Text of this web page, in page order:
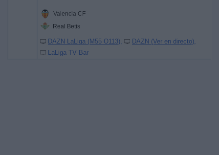
Valencia CF
Real Betis
DAZN LaLiga (M55 O113)
DAZN (Ver en directo)
LaLiga TV Bar